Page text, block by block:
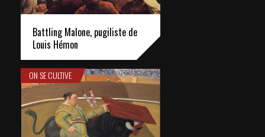
Battling Malone, pugiliste de
Louis Hémon
ON SE CULTIVE